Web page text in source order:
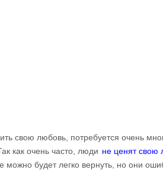
свою любовь, потребуется очень
как очень часто, люди не ценят свою
можно будет легко вернуть, но они